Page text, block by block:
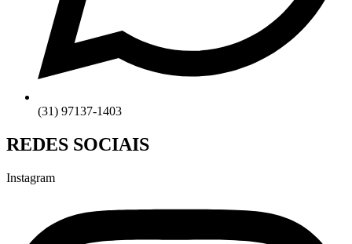
(31) 97137-1403
REDES SOCIAIS
Instagram